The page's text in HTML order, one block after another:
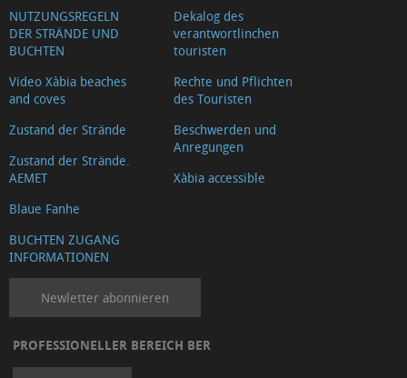
NUTZUNGSREGELN
DER STRÄNDE UND
BUCHTEN
Video Xàbia beaches
and coves
Zustand der Strände
Zustand der Strände.
AEMET
Blaue Fanhe
BUCHTEN ZUGANG
INFORMATIONEN
Dekalog des
verantwortlinchen
touristen
Rechte und Pflichten
des Touristen
Beschwerden und
Anregungen
Xàbia accessible
Newletter abonnieren
PROFESSIONELLER BEREICH BER